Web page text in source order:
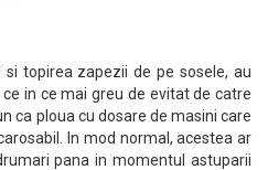
topirea zapezii de pe sosele, au
in ce mai greu de evitat de catre
ca ploua cu dosare de masini care
In mod normal, acestea ar
pana in momentul astuparii